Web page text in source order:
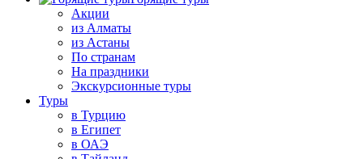
Акции
из Алматы
из Астаны
По странам
На праздники
Экскурсионные туры
Туры
в Турцию
в Египет
в ОАЭ